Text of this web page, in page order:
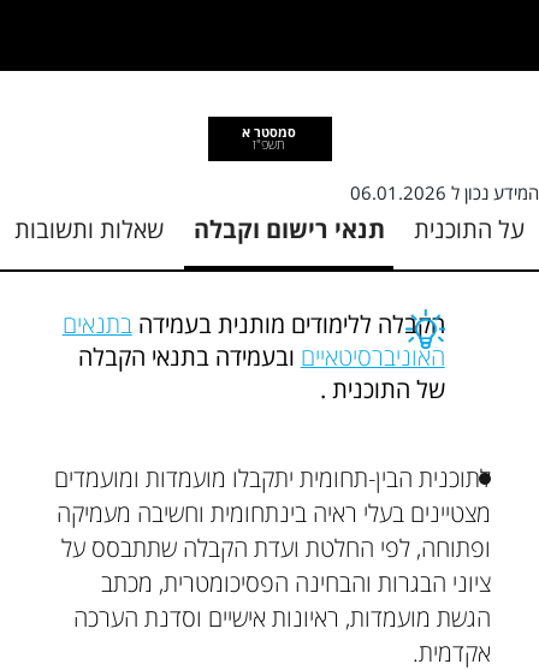
סמסטר א
תשפ"ז
המידע נכון ל 06.01.2026
על התוכנית תנאי רישום וקבלה שאלות ותשובות
הקבלה ללימודים מותנית בעמידהבתנאים
האוניברסיטאיים ובעמידה בתנאי הקבלה
של התוכנית .
לתוכנית הבין-תחומית יתקבלו מועמדות ומועמדים
מצטיינים בעלי ראיה בינתחומית וחשיבה מעמיקה
ופתוחה, לפי החלטת ועדת הקבלה שתתבסס על
ציוני הבגרות והבחינה הפסיכומטרית, מכתב
הגשת מועמדות, ראיונות אישיים וסדנת הערכה
אקדמית.